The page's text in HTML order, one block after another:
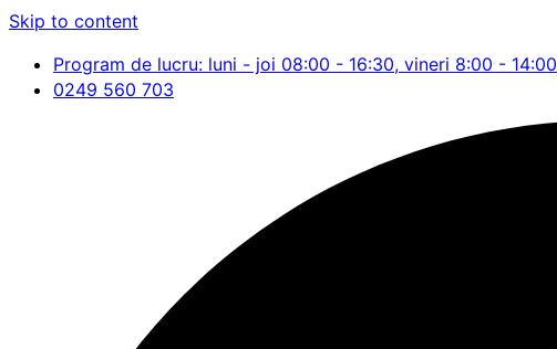
Skip to content
Program de lucru: luni - joi 08:00 - 16:30, vineri 8:00 - 14:00
0249 560 703